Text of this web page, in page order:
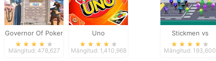
Governor Of Poker
2
Mängitud: 478,627
Uno
Mängitud: 1,410,968
Stickmen vs
Zombies
Mängitud: 193,600